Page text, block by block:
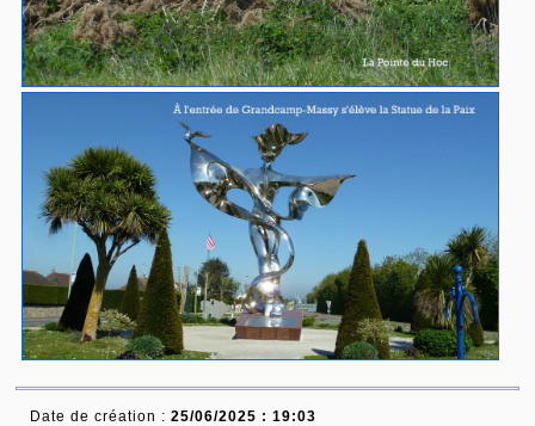
Date de création : 25/06/2025 : 19:03